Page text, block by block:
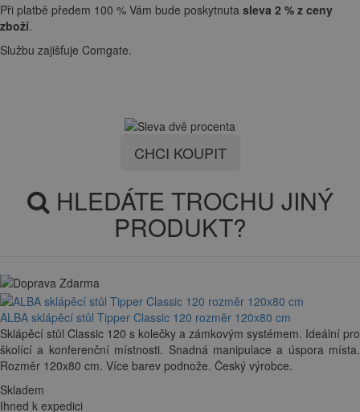
Při platbě předem 100 % Vám bude poskytnuta sleva 2 % z ceny
zboží.
Službu zajišťuje Comgate.
CHCI KOUPIT
HLEDÁTE TROCHU JINÝ
PRODUKT?
ALBA sklápěcí stůl Tipper Classic 120 rozměr 120x80 cm
Sklápěcí stůl Classic 120 s kolečky a zámkovým systémem. Ideální pro
školící a konferenční místnosti. Snadná manipulace a úspora místa.
Rozměr 120x80 cm. Více barev podnože. Český výrobce.
Skladem
Ihned k expedici